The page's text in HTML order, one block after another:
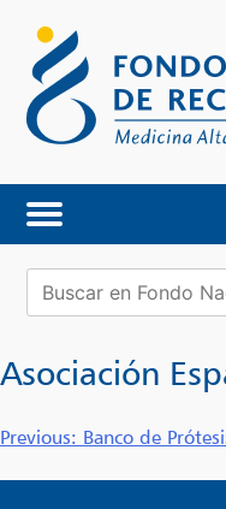
content
Buscar:
Asociación
Navegación
de
Previous: Banco de